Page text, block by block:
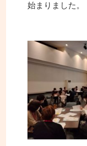
始まりました。